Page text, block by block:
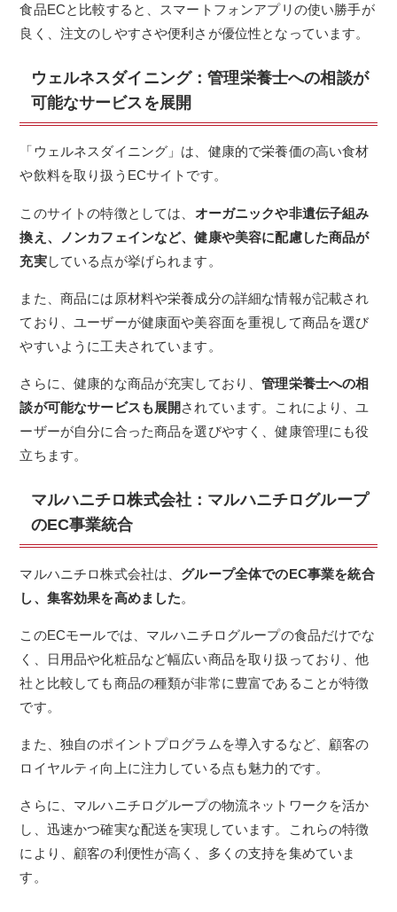
食品ECと比較すると、スマートフォンアプリの使い勝手が
良く、注文のしやすさや便利さが優位性となっています。
ウェルネスダイニング：管理栄養士への相談が
可能なサービスを展開
「ウェルネスダイニング」は、健康的で栄養価の高い食材
や飲料を取り扱うECサイトです。
このサイトの特徴としては、 オーガニックや非遺伝子組み
換え、ノンカフェインなど、健康や美容に配慮した商品が
充実している点が挙げられます。
また、商品には原材料や栄養成分の詳細な情報が記載され
ており、ユーザーが健康面や美容面を重視して商品を選び
やすいように工夫されています。
さらに、健康的な商品が充実しており、管理栄養士への相
談が可能なサービスも展開 されています。これにより、ユ
ーザーが自分に合った商品を選びやすく、健康管理にも役
立ちます。
マルハニチロ株式会社：マルハニチログループ
のEC事業統合
マルハニチロ株式会社は、 グループ全体でのEC事業を統合
し、集客効果を高めました。
このECモールでは、マルハニチログループの食品だけでな
く、日用品や化粧品など幅広い商品を取り扱っており、他
社と比較しても商品の種類が非常に豊富であることが特徴
です。
また、独自のポイントプログラムを導入するなど、顧客の
ロイヤルティ向上に注力している点も魅力的です。
さらに、マルハニチログループの物流ネットワークを活か
し、迅速かつ確実な配送を実現しています。これらの特徴
により、顧客の利便性が高く、多くの支持を集めていま
す。